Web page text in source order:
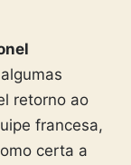
retorno ao
francesa,
certa a